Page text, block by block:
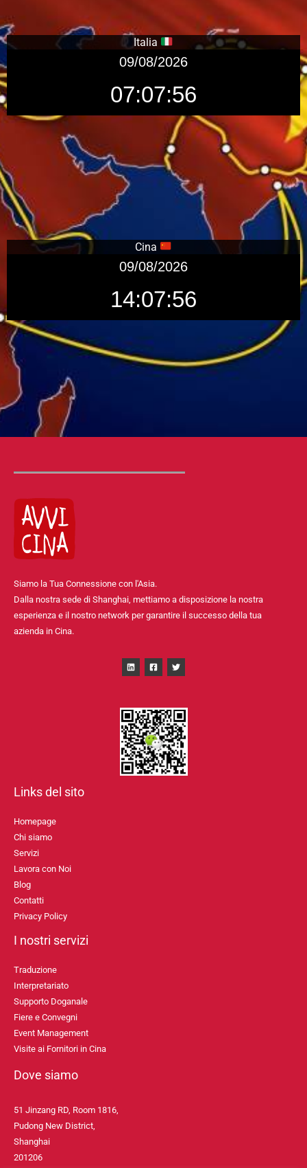
Italia
09/08/2026
07:07:57
Cina
09/08/2026
14:07:57
Siamo la Tua Connessione con l'Asia.
Dalla nostra sede di Shanghai, mettiamo a disposizione la nostra
esperienza e il nostro network per garantire il successo della tua
azienda in Cina.
Links del sito
Homepage
Chi siamo
Servizi
Lavora con Noi
Blog
Contatti
Privacy Policy
I nostri servizi
Traduzione
Interpretariato
Supporto Doganale
Fiere e Convegni
Event Management
Visite ai Fornitori in Cina
Dove siamo
51 Jinzang RD, Room 1816,
Pudong New District,
Shanghai
201206